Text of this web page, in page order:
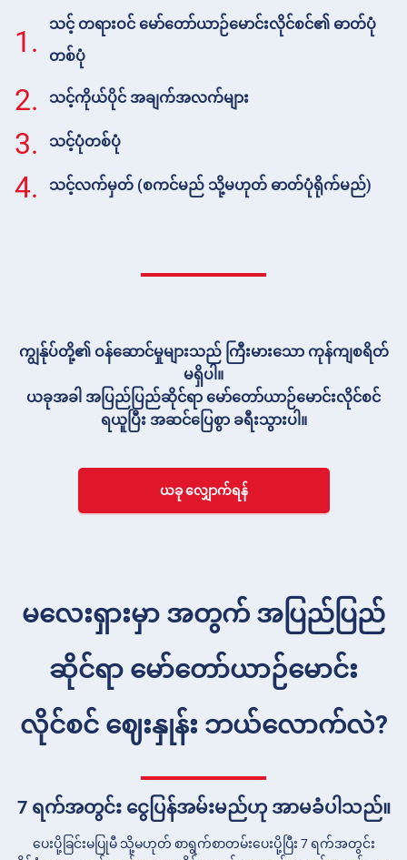
1.
သင့် တရားဝင် မော်တော်ယာဉ်မောင်းလိုင်စင်၏ ဓာတ်ပုံ
တစ်ပုံ
2. သင့်ကိုယ်ပိုင် အချက်အလက်များ
3. သင့်ပုံတစ်ပုံ
4. သင့်လက်မှတ် (စကင်မည် သို့မဟုတ် ဓာတ်ပုံရိုက်မည်)
ကျွန်ုပ်တို့၏ ဝန်ဆောင်မှုများသည် ကြီးမားသော ကုန်ကျစရိတ်
မရှိပါ။
ယခုအခါ အပြည်ပြည်ဆိုင်ရာ မော်တော်ယာဉ်မောင်းလိုင်စင်
ရယူပြီး အဆင်ပြေစွာ ခရီးသွားပါ။
ယခု လျှောက်ရန်
မလေးရှားမှာ အတွက် အပြည်ပြည်
ဆိုင်ရာ မော်တော်ယာဉ်မောင်း
လိုင်စင် ဈေးနှုန်း ဘယ်လောက်လဲ?
7 ရက်အတွင်း ငွေပြန်အမ်းမည်ဟု အာမခံပါသည်။
ပေးပို့ခြင်းမပြုမီ သို့မဟုတ် စာရွက်စာတမ်းပေးပို့ပြီး 7 ရက်အတွင်း